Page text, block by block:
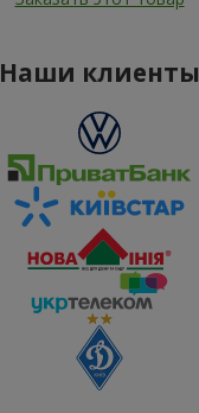
Наши клиенты